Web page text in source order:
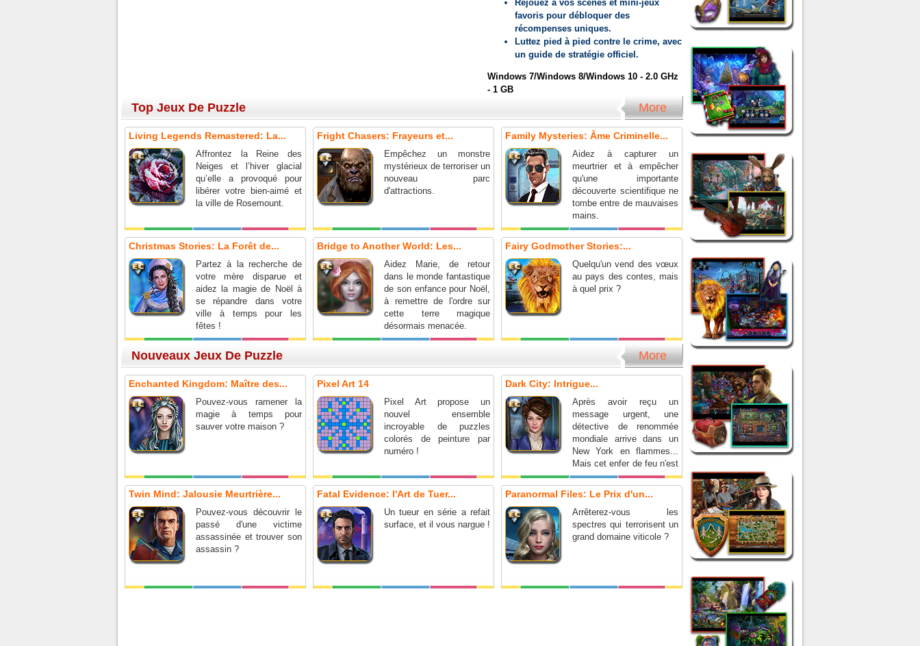
Rejouez à vos scènes et mini-jeux
favoris pour débloquer des
récompenses uniques.
Luttez pied à pied contre le crime, avec
un guide de stratégie officiel.
Windows 7/Windows 8/Windows 10 - 2.0 GHz
- 1 GB
Top Jeux De Puzzle More
Living Legends Remastered: La...
Affrontez la Reine des
Neiges et l’hiver glacial
qu’elle a provoqué pour
libérer votre bien-aimé et
la ville de Rosemount.
Fright Chasers: Frayeurs et...
Empêchez un monstre
mystérieux de terroriser un
nouveau parc
d'attractions.
Family Mysteries: Âme Criminelle...
Aidez à capturer un
meurtrier et à empêcher
qu'une importante
découverte scientifique ne
tombe entre de mauvaises
mains.
Christmas Stories: La Forêt de...
Partez à la recherche de
votre mère disparue et
aidez la magie de Noël à
se répandre dans votre
ville à temps pour les
fêtes !
Bridge to Another World: Les...
Aidez Marie, de retour
dans le monde fantastique
de son enfance pour Noël,
à remettre de l'ordre sur
cette terre magique
désormais menacée.
Fairy Godmother Stories:...
Quelqu'un vend des vœux
au pays des contes, mais
à quel prix ?
Nouveaux Jeux De Puzzle More
Enchanted Kingdom: Maître des...
Pouvez-vous ramener la
magie à temps pour
sauver votre maison ?
Pixel Art 14
Pixel Art propose un
nouvel ensemble
incroyable de puzzles
colorés de peinture par
numéro !
Dark City: Intrigue...
Après avoir reçu un
message urgent, une
détective de renommée
mondiale arrive dans un
New York en flammes...
Mais cet enfer de feu n'est
que le début !
Twin Mind: Jalousie Meurtrière...
Pouvez-vous découvrir le
passé d'une victime
assassinée et trouver son
assassin ?
Fatal Evidence: l'Art de Tuer...
Un tueur en série a refait
surface, et il vous nargue !
Paranormal Files: Le Prix d'un...
Arrêterez-vous les
spectres qui terrorisent un
grand domaine viticole ?